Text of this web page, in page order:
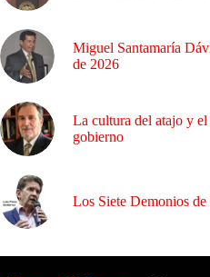
Miguel Santamaría
de 2026
La cultura del atajo y
gobierno
Los Siete Demonios